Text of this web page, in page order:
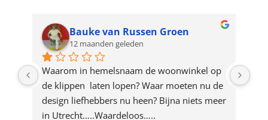
product
Bauke van Russen Groen
12 maanden geleden
Waarom in hemelsnaam de woonwinkel op
de klippen  laten lopen? Waar moeten nu de
design liefhebbers nu heen? Bijna niets meer
in Utrecht…..Waardeloos…..